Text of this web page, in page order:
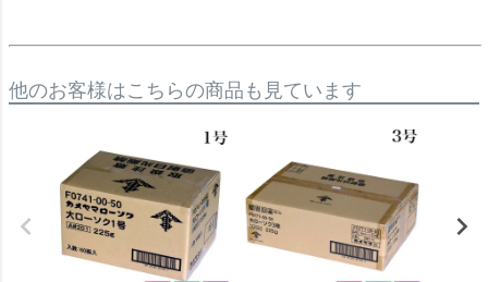
他のお客様はこちらの商品も見ています